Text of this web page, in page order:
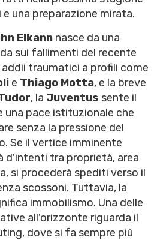
una preparazione mirata.
Elkann nasce da una
sui fallimenti del recente
traumatici a profili come
e Thiago Motta, e la breve
, la Juventus sente il
una pace istituzionale che
senza la pressione del
Se il vertice imminente
d'intenti tra proprietà, area
si procederà spediti verso il
scossoni. Tuttavia, la
immobilismo. Una delle
all'orizzonte riguarda il
dove si fa sempre più